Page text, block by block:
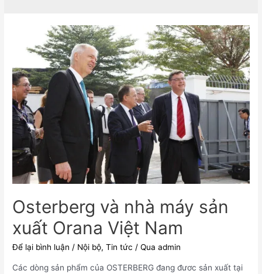
Osterberg và nhà máy sản
xuất Orana Việt Nam
Để lại bình luận / Nội bộ,Tin tức / Quaadmin
Các dòng sản phẩm của OSTERBERG đang đươc sản xuất tại